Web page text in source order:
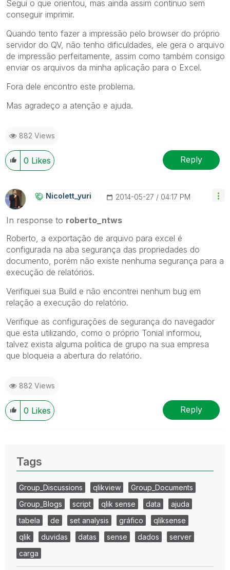
Segui o que orientou, mas ainda assim continuo sem
conseguir imprimir.
Quando tento fazer a impressão pelo browser do próprio
servidor do QV, não tenho dificuldades, ele gera o arquivo
de impressão perfeitamente, assim como também consigo
enviar os arquivos da minha aplicação para o Excel.
Fora dele encontro este problema.
Mas agradeço a atenção e ajuda.
882 Views
0 Likes Reply
Nicolett_yuri ‎2014-05-27 04:17 PM
In response to roberto_ntws
Roberto, a exportação de arquivo para excel é
configurada na aba segurança das propriedades do
documento, porém não existe nenhuma segurança para a
execução de relatórios.
Verifiquei sua Build e não encontrei nenhum bug em
relação a execução do relatório.
Verifique as configurações de segurança do navegador
que esta utilizando, como o próprio Tonial informou,
talvez exista alguma politica de grupo na sua empresa
que bloqueia a abertura do relatório.
882 Views
0 Likes Reply
Tags
Group_Discussions qlikview
Group_Documents
Group_Blogs
script qlik sense data
ajuda
tabela
de set analysis gráfico
qliksense
qlik
duvidas datas sense dados
server
carga